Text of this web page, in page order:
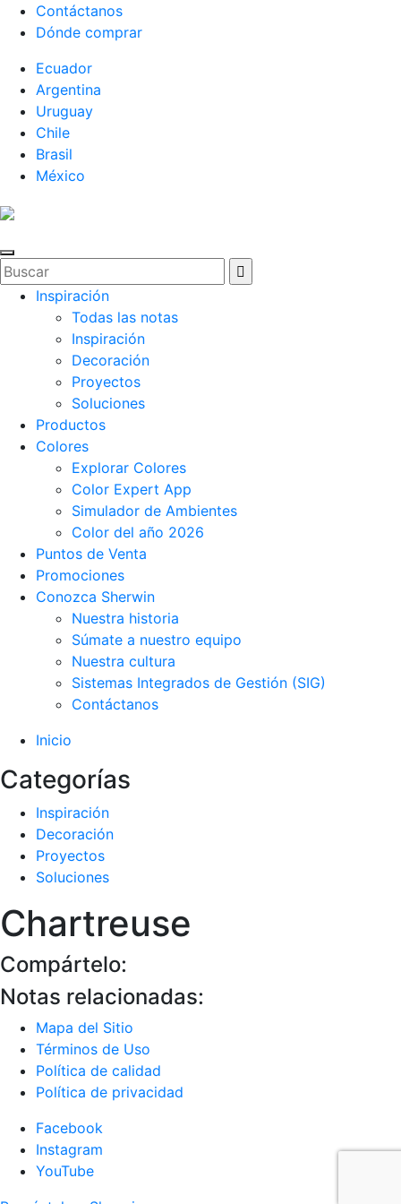
Contáctanos
Dónde comprar
Ecuador
Argentina
Uruguay
Chile
Brasil
México
Inspiración
Todas las notas
Inspiración
Decoración
Proyectos
Soluciones
Productos
Colores
Explorar Colores
Color Expert App
Simulador de Ambientes
Color del año 2026
Puntos de Venta
Promociones
Conozca Sherwin
Nuestra historia
Súmate a nuestro equipo
Nuestra cultura
Sistemas Integrados de Gestión (SIG)
Contáctanos
Inicio
Categorías
Inspiración
Decoración
Proyectos
Soluciones
Chartreuse
Compártelo:
Notas relacionadas:
Mapa del Sitio
Términos de Uso
Política de calidad
Política de privacidad
Facebook
Instagram
YouTube